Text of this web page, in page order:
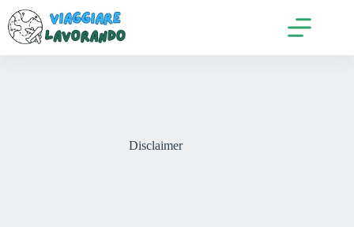
contenuto
Disclaimer